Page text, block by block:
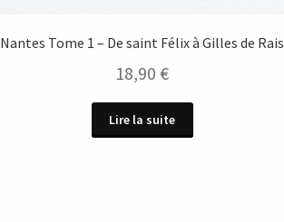
Nantes Tome 1 – De saint Félix à Gilles de Rais
18,90 €
Lire la suite